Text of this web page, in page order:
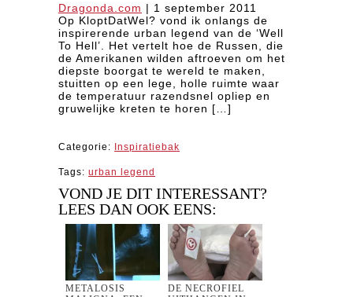
Dragonda.com | 1 september 2011
Op KloptDatWel? vond ik onlangs de
inspirerende urban legend van de ‘Well
To Hell’. Het vertelt hoe de Russen, die
de Amerikanen wilden aftroeven om het
diepste boorgat te wereld te maken,
stuitten op een lege, holle ruimte waar
de temperatuur razendsnel opliep en
gruwelijke kreten te horen […]
Categorie: Inspiratiebak
Tags: urban legend
VOND JE DIT INTERESSANT?
LEES DAN OOK EENS:
METALOSIS
DE NECROFIEL